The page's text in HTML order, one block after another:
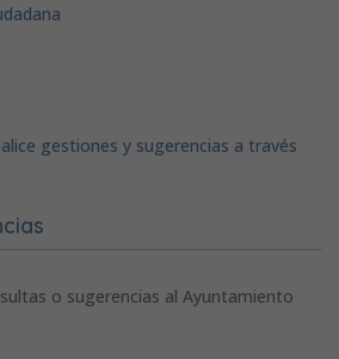
gestiones y sugerencias a través
o sugerencias al Ayuntamiento